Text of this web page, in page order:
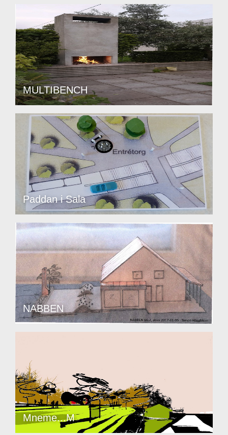
MULTIBENCH
Paddan i Sala
NABBEN
Mneme...M